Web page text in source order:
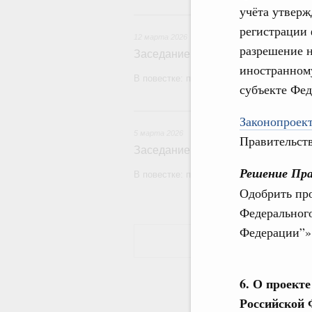
учёта
разрешение
субъекте
Решение
Одобрить
6. О
Российской
Заседание Правительства (2026
В повестке: проекты федеральных
Заседание Правительства (2026
В повестке: проекты федеральных